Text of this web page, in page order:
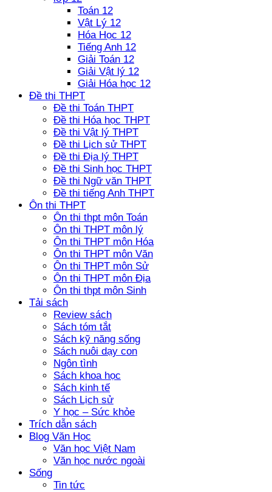
Toán 12
Vật Lý 12
Hóa Học 12
Tiếng Anh 12
Giải Toán 12
Giải Vật lý 12
Giải Hóa học 12
Đề thi THPT
Đề thi Toán THPT
Đề thi Hóa học THPT
Đề thi Vật lý THPT
Đề thi Lịch sử THPT
Đề thi Địa lý THPT
Đề thi Sinh học THPT
Đề thi Ngữ văn THPT
Đề thi tiếng Anh THPT
Ôn thi THPT
Ôn thi thpt môn Toán
Ôn thi THPT môn lý
Ôn thi THPT môn Hóa
Ôn thi THPT môn Văn
Ôn thi THPT môn Sử
Ôn thi THPT môn Địa
Ôn thi thpt môn Sinh
Tải sách
Review sách
Sách tóm tắt
Sách kỹ năng sống
Sách nuôi dạy con
Ngôn tình
Sách khoa học
Sách kinh tế
Sách Lịch sử
Y học – Sức khỏe
Trích dẫn sách
Blog Văn Học
Văn học Việt Nam
Văn học nước ngoài
Sống
Tin tức